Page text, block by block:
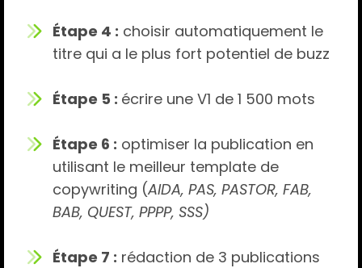
Étape 4 : choisir automatiquement le
titre qui a le plus fort potentiel de buzz
Étape 5 : écrire une V1 de 1 500 mots
Étape 6 : optimiser la publication en
utilisant le meilleur template de
copywriting (AIDA, PAS, PASTOR, FAB,
BAB, QUEST, PPPP, SSS)
Étape 7 : rédaction de 3 publications